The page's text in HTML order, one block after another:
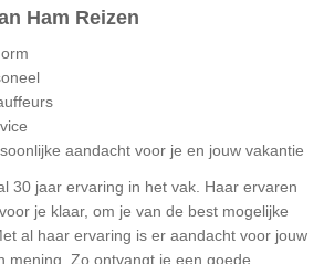
Ham Reizen
aandacht voor je en jouw vakantie
30 jaar ervaring in het vak. Haar ervaren
je klaar, om je van de best mogelijke
al haar ervaring is er aandacht voor jouw
mening. Zo ontvangt je een goede